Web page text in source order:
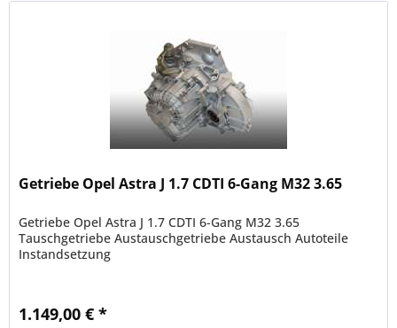
Getriebe Opel Astra J 1.7 CDTI 6-Gang M32 3.65
Getriebe Opel Astra J 1.7 CDTI 6-Gang M32 3.65
Tauschgetriebe Austauschgetriebe Austausch Autoteile
Instandsetzung
1.149,00 € *